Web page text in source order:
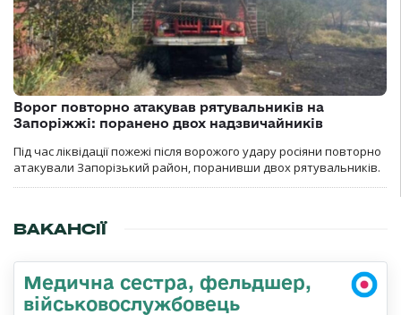
Ворог повторно атакував рятувальників на
Запоріжжі: поранено двох надзвичайників
Під час ліквідації пожежі після ворожого удару росіяни повторно
атакували Запорізький район, поранивши двох рятувальників.
ВАКАНСІЇ
Медична сестра, фельдшер,
військовослужбовець